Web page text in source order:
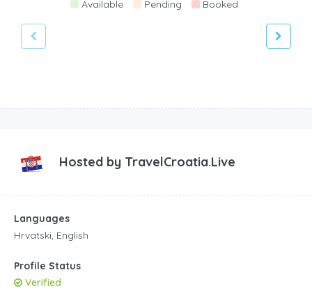
Available Pending Booked
Hosted by TravelCroatia.Live
Languages
Hrvatski, English
Profile Status
Verified